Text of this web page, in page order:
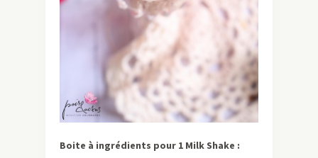
Boite à ingrédients pour 1 Milk Shake :